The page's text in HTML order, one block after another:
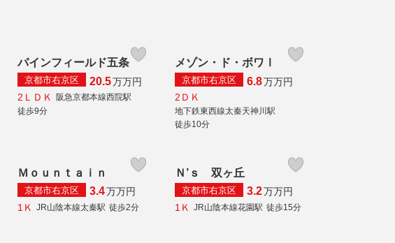
パインフィールド五条
京都市右京区 20.5万万円
2ＬＤＫ
阪急京都本線西院駅
徒歩9分
メゾン・ド・ボワⅠ
京都市右京区 6.8万万円
2ＤＫ
地下鉄東西線太秦天神川駅
徒歩10分
Ｍｏｕｎｔａｉｎ
京都市右京区 3.4万万円
1Ｋ
JR山陰本線太秦駅 徒歩2分
Ｎ’ｓ 双ヶ丘
京都市右京区 3.2万万円
1Ｋ
JR山陰本線花園駅 徒歩15分